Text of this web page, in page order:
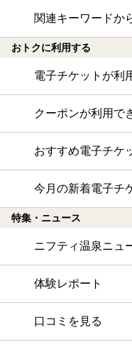
関連キーワードか
おトクに利用する
電子チケットが利
クーポンが利用で
おすすめ電子チケ
今月の新着電子チ
特集・ニュース
ニフティ温泉ニュ
体験レポート
口コミを見る